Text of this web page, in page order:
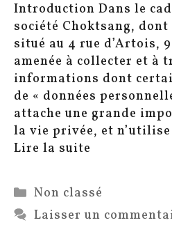
Introduction Dans le
société Choktsang,
situé au 4 rue d’Artois,
amenée à collecter et à
informations dont
de « données
attache une grande
la vie privée, et
Lire la suite
Catégories
Non classé
Laisser un